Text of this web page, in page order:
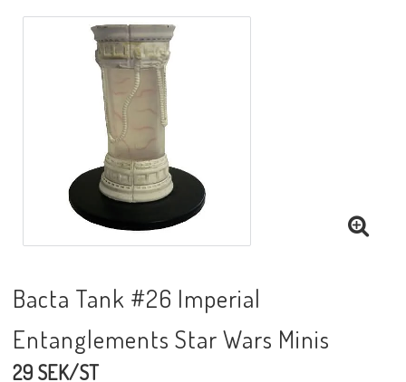
Bacta Tank #26 Imperial
Entanglements Star Wars Minis
29 SEK/ST